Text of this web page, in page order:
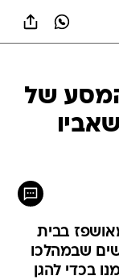
של
בבית
שבמהלכו
בכדי להגן